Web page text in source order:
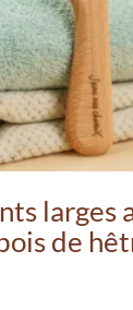
larges
de